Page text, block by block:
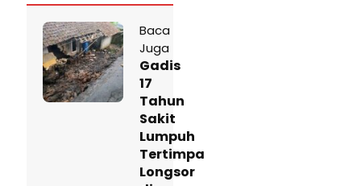
Baca
Juga
Gadis
17
Tahun
Sakit
Lumpuh
Tertimpa
Longsor